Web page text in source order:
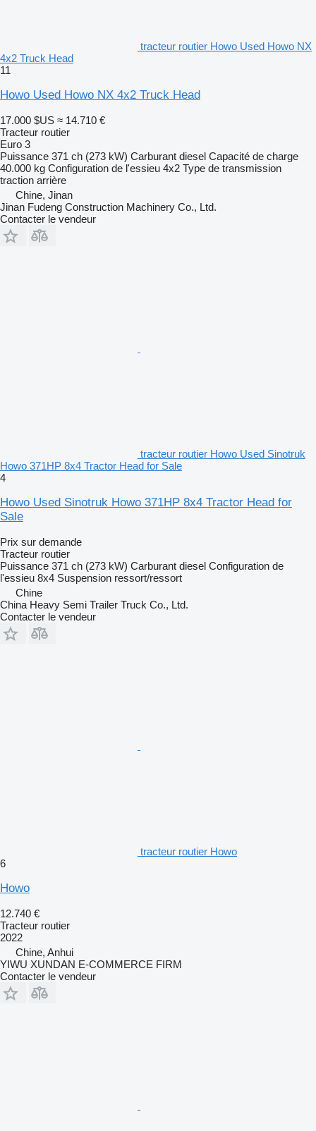
tracteur routier Howo Used Howo NX
4x2 Truck Head
11
Howo Used Howo NX 4x2 Truck Head
17.000 $US ≈ 14.710 €
Tracteur routier
Euro 3
Puissance 371 ch (273 kW) Carburant diesel Capacité de charge
40.000 kg Configuration de l'essieu 4x2 Type de transmission
traction arrière
Chine, Jinan
Jinan Fudeng Construction Machinery Co., Ltd.
Contacter le vendeur
tracteur routier Howo Used Sinotruk
Howo 371HP 8x4 Tractor Head for Sale
4
Howo Used Sinotruk Howo 371HP 8x4 Tractor Head for
Sale
Prix sur demande
Tracteur routier
Puissance 371 ch (273 kW) Carburant diesel Configuration de
l'essieu 8x4 Suspension ressort/ressort
Chine
China Heavy Semi Trailer Truck Co., Ltd.
Contacter le vendeur
tracteur routier Howo
6
Howo
12.740 €
Tracteur routier
2022
Chine, Anhui
YIWU XUNDAN E-COMMERCE FIRM
Contacter le vendeur